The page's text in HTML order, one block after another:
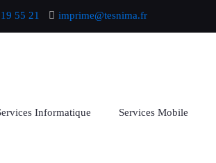
55 21 imprime@tesnima.fr
Informatique Services Mobile